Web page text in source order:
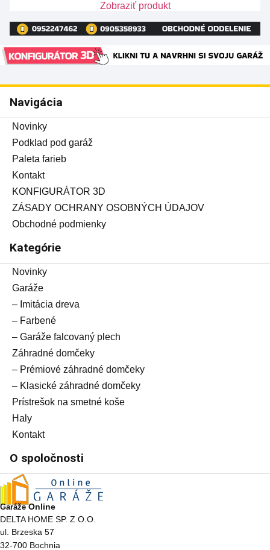
Zobraziť produkt
Navigácia
Novinky
Podklad pod garáž
Paleta farieb
Kontakt
KONFIGURÁTOR 3D
ZÁSADY OCHRANY OSOBNÝCH ÚDAJOV
Obchodné podmienky
Kategórie
Novinky
Garáže
– Imitácia dreva
– Farbené
– Garáže falcovaný plech
Záhradné domčeky
– Prémiové záhradné domčeky
– Klasické záhradné domčeky
Prístrešok na smetné koše
Haly
Kontakt
O spoločnosti
GarážeOnline
DELTA HOME SP. Z O.O.
ul. Brzeska 57
32-700 Bochnia